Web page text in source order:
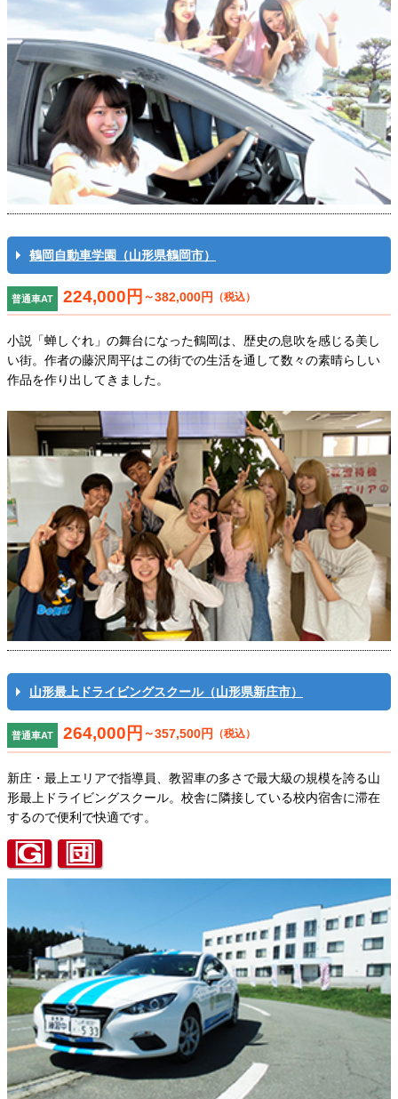
鶴岡自動車学園（山形県鶴岡市）
普通車AT 224,000円 ～382,000円 （税込）
小説「蝉しぐれ」の舞台になった鶴岡は、歴史の息吹を感じる美し
い街。作者の藤沢周平はこの街での生活を通して数々の素晴らしい
作品を作り出してきました。
山形最上ドライビングスクール（山形県新庄市）
普通車AT 264,000円 ～357,500円 （税込）
新庄・最上エリアで指導員、教習車の多さで最大級の規模を誇る山
形最上ドライビングスクール。校舎に隣接している校内宿舎に滞在
するので便利で快適です。